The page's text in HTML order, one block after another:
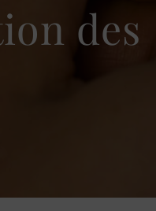
des